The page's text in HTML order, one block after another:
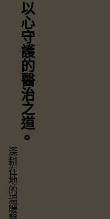
以心守護
的醫治之道
⚬
深耕在地的溫暖醫療，